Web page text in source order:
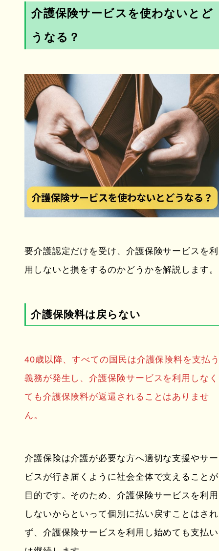
介護保険サービスを使わないとど
うなる？
要介護認定だけを受け、介護保険サービスを利
用しないと損をするのかどうかを解説します。
介護保険料は戻らない
40歳以降、すべての国民は介護保険料を支払
義務が発生し、介護保険サービスを利用しなく
ても介護保険料が返還されることはありませ
ん。
介護保険は介護が必要な方へ適切な支援やサー
ビスが行き届くように社会全体で支えることが
目的です。そのため、介護保険サービスを利用
しないからといって個別に払い戻すことはされ
ず、介護保険サービスを利用し始めても支払い